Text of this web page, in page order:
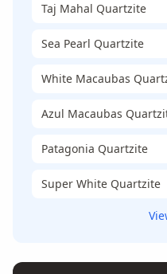
Taj Mahal Quartzite
Sea Pearl Quartzite
White Macaubas
Azul Macaubas
Patagonia Quartzite
Super White Quartzite